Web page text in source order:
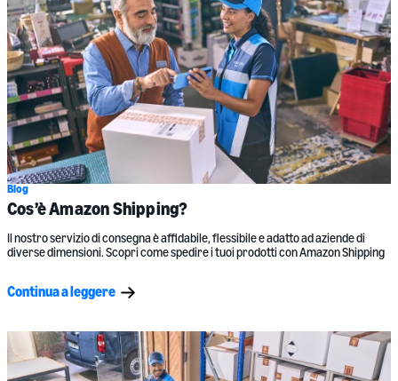
Blog
Cos’è Amazon Shipping?
Il nostro servizio di consegna è affidabile, flessibile e adatto ad aziende di
diverse dimensioni. Scopri come spedire i tuoi prodotti con Amazon Shipping
Continua a leggere